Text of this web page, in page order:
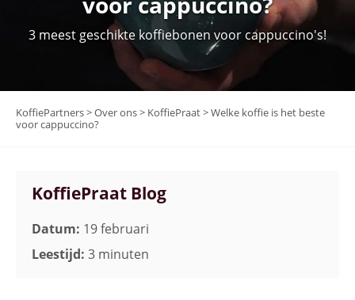
3 meest geschikte koffiebonen voor cappuccino's!
KoffiePartners>Over ons> KoffiePraat>Welke koffie is het beste
voor cappuccino?
KoffiePraat Blog
Datum: 19 februari
Leestijd: 3 minuten